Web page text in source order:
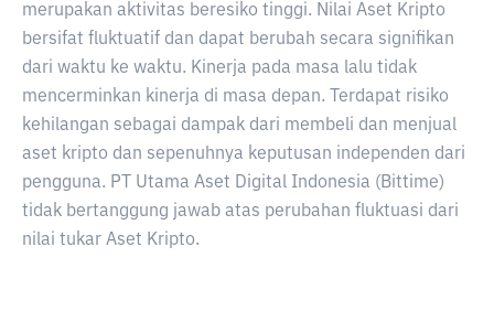
merupakan aktivitas beresiko tinggi. Nilai Aset Kripto
bersifat fluktuatif dan dapat berubah secara signifikan
dari waktu ke waktu. Kinerja pada masa lalu tidak
mencerminkan kinerja di masa depan. Terdapat risiko
kehilangan sebagai dampak dari membeli dan menjual
aset kripto dan sepenuhnya keputusan independen dari
pengguna. PT Utama Aset Digital Indonesia (Bittime)
tidak bertanggung jawab atas perubahan fluktuasi dari
nilai tukar Aset Kripto.